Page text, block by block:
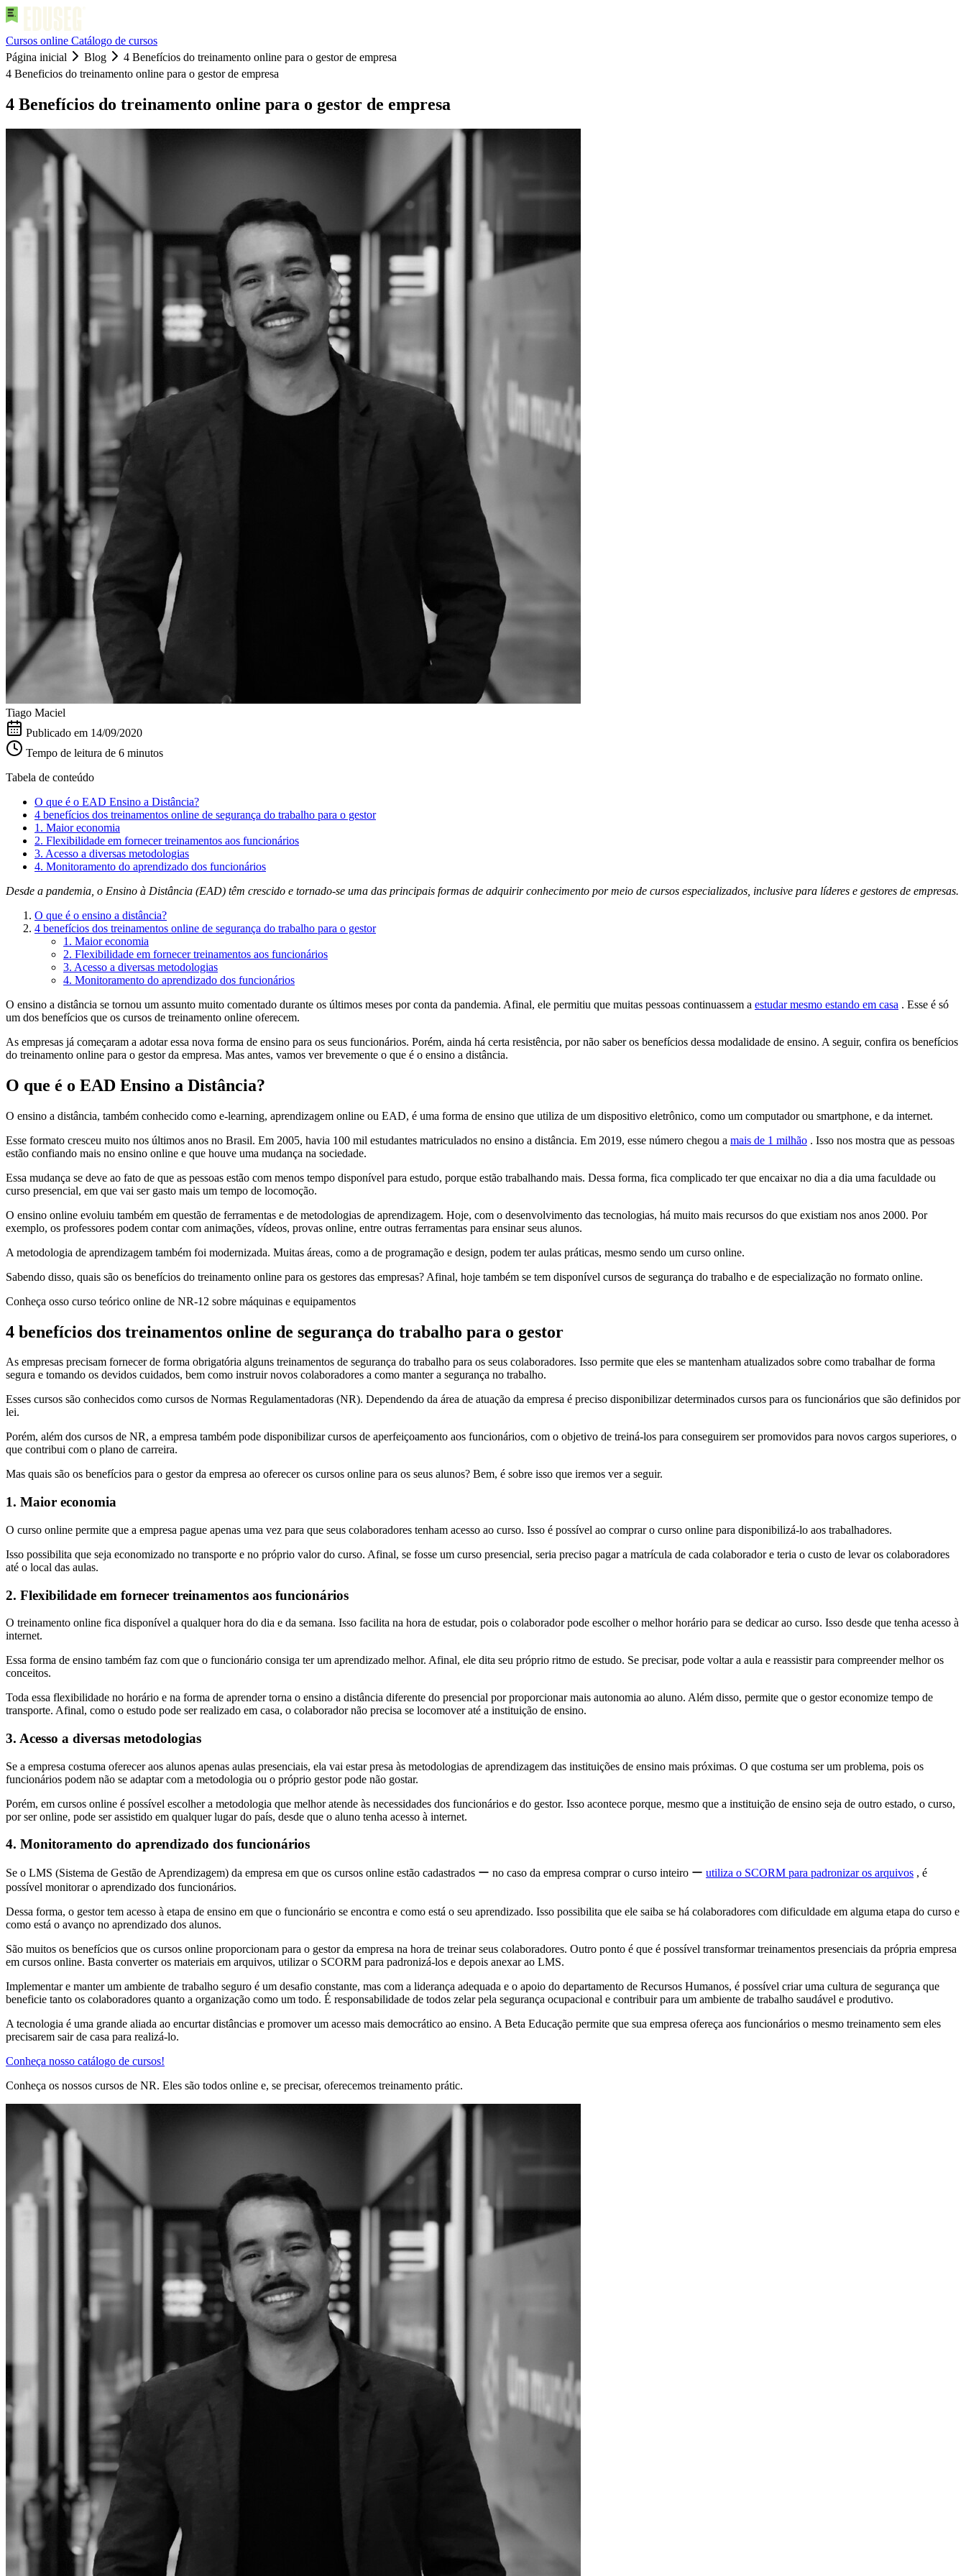
Cursos online Catálogo de cursos
Página inicial
Blog
4 Benefícios do treinamento online para o gestor de empresa
4 Beneficios do treinamento online para o gestor de empresa
4 Benefícios do treinamento online para o gestor de empresa
Tiago Maciel
Publicado em 14/09/2020
Tempo de leitura de 6 minutos
Tabela de conteúdo
O que é o EAD Ensino a Distância?
4 benefícios dos treinamentos online de segurança do trabalho para o gestor
1. Maior economia
2. Flexibilidade em fornecer treinamentos aos funcionários
3. Acesso a diversas metodologias
4. Monitoramento do aprendizado dos funcionários
Desde a pandemia, o Ensino à Distância (EAD) têm crescido e tornado-se uma das principais formas de adquirir conhecimento por meio de cursos especializados, inclusive para líderes e gestores de empresas.
O que é o ensino a distância?
4 benefícios dos treinamentos online de segurança do trabalho para o gestor
1. Maior economia
2. Flexibilidade em fornecer treinamentos aos funcionários
3. Acesso a diversas metodologias
4. Monitoramento do aprendizado dos funcionários
O ensino a distância se tornou um assunto muito comentado durante os últimos meses por conta da pandemia. Afinal, ele permitiu que muitas pessoas continuassem a estudar mesmo estando em casa . Esse é só
um dos benefícios que os cursos de treinamento online oferecem.
As empresas já começaram a adotar essa nova forma de ensino para os seus funcionários. Porém, ainda há certa resistência, por não saber os benefícios dessa modalidade de ensino. A seguir, confira os benefícios
do treinamento online para o gestor da empresa. Mas antes, vamos ver brevemente o que é o ensino a distância.
O que é o EAD Ensino a Distância?
O ensino a distância, também conhecido como e-learning, aprendizagem online ou EAD, é uma forma de ensino que utiliza de um dispositivo eletrônico, como um computador ou smartphone, e da internet.
Esse formato cresceu muito nos últimos anos no Brasil. Em 2005, havia 100 mil estudantes matriculados no ensino a distância. Em 2019, esse número chegou a mais de 1 milhão . Isso nos mostra que as pessoas
estão confiando mais no ensino online e que houve uma mudança na sociedade.
Essa mudança se deve ao fato de que as pessoas estão com menos tempo disponível para estudo, porque estão trabalhando mais. Dessa forma, fica complicado ter que encaixar no dia a dia uma faculdade ou
curso presencial, em que vai ser gasto mais um tempo de locomoção.
O ensino online evoluiu também em questão de ferramentas e de metodologias de aprendizagem. Hoje, com o desenvolvimento das tecnologias, há muito mais recursos do que existiam nos anos 2000. Por
exemplo, os professores podem contar com animações, vídeos, provas online, entre outras ferramentas para ensinar seus alunos.
A metodologia de aprendizagem também foi modernizada. Muitas áreas, como a de programação e design, podem ter aulas práticas, mesmo sendo um curso online.
Sabendo disso, quais são os benefícios do treinamento online para os gestores das empresas? Afinal, hoje também se tem disponível cursos de segurança do trabalho e de especialização no formato online.
Conheça osso curso teórico online de NR-12 sobre máquinas e equipamentos
4 benefícios dos treinamentos online de segurança do trabalho para o gestor
As empresas precisam fornecer de forma obrigatória alguns treinamentos de segurança do trabalho para os seus colaboradores. Isso permite que eles se mantenham atualizados sobre como trabalhar de forma
segura e tomando os devidos cuidados, bem como instruir novos colaboradores a como manter a segurança no trabalho.
Esses cursos são conhecidos como cursos de Normas Regulamentadoras (NR). Dependendo da área de atuação da empresa é preciso disponibilizar determinados cursos para os funcionários que são definidos por
lei.
Porém, além dos cursos de NR, a empresa também pode disponibilizar cursos de aperfeiçoamento aos funcionários, com o objetivo de treiná-los para conseguirem ser promovidos para novos cargos superiores, o
que contribui com o plano de carreira.
Mas quais são os benefícios para o gestor da empresa ao oferecer os cursos online para os seus alunos? Bem, é sobre isso que iremos ver a seguir.
1. Maior economia
O curso online permite que a empresa pague apenas uma vez para que seus colaboradores tenham acesso ao curso. Isso é possível ao comprar o curso online para disponibilizá-lo aos trabalhadores.
Isso possibilita que seja economizado no transporte e no próprio valor do curso. Afinal, se fosse um curso presencial, seria preciso pagar a matrícula de cada colaborador e teria o custo de levar os colaboradores
até o local das aulas.
2. Flexibilidade em fornecer treinamentos aos funcionários
O treinamento online fica disponível a qualquer hora do dia e da semana. Isso facilita na hora de estudar, pois o colaborador pode escolher o melhor horário para se dedicar ao curso. Isso desde que tenha acesso à
internet.
Essa forma de ensino também faz com que o funcionário consiga ter um aprendizado melhor. Afinal, ele dita seu próprio ritmo de estudo. Se precisar, pode voltar a aula e reassistir para compreender melhor os
conceitos.
Toda essa flexibilidade no horário e na forma de aprender torna o ensino a distância diferente do presencial por proporcionar mais autonomia ao aluno. Além disso, permite que o gestor economize tempo de
transporte. Afinal, como o estudo pode ser realizado em casa, o colaborador não precisa se locomover até a instituição de ensino.
3. Acesso a diversas metodologias
Se a empresa costuma oferecer aos alunos apenas aulas presenciais, ela vai estar presa às metodologias de aprendizagem das instituições de ensino mais próximas. O que costuma ser um problema, pois os
funcionários podem não se adaptar com a metodologia ou o próprio gestor pode não gostar.
Porém, em cursos online é possível escolher a metodologia que melhor atende às necessidades dos funcionários e do gestor. Isso acontece porque, mesmo que a instituição de ensino seja de outro estado, o curso,
por ser online, pode ser assistido em qualquer lugar do país, desde que o aluno tenha acesso à internet.
4. Monitoramento do aprendizado dos funcionários
Se o LMS (Sistema de Gestão de Aprendizagem) da empresa em que os cursos online estão cadastrados ー no caso da empresa comprar o curso inteiro ー utiliza o SCORM para padronizar os arquivos , é
possível monitorar o aprendizado dos funcionários.
Dessa forma, o gestor tem acesso à etapa de ensino em que o funcionário se encontra e como está o seu aprendizado. Isso possibilita que ele saiba se há colaboradores com dificuldade em alguma etapa do curso e
como está o avanço no aprendizado dos alunos.
São muitos os benefícios que os cursos online proporcionam para o gestor da empresa na hora de treinar seus colaboradores. Outro ponto é que é possível transformar treinamentos presenciais da própria empresa
em cursos online. Basta converter os materiais em arquivos, utilizar o SCORM para padronizá-los e depois anexar ao LMS.
Implementar e manter um ambiente de trabalho seguro é um desafio constante, mas com a liderança adequada e o apoio do departamento de Recursos Humanos, é possível criar uma cultura de segurança que
beneficie tanto os colaboradores quanto a organização como um todo. É responsabilidade de todos zelar pela segurança ocupacional e contribuir para um ambiente de trabalho saudável e produtivo.
A tecnologia é uma grande aliada ao encurtar distâncias e promover um acesso mais democrático ao ensino. A Beta Educação permite que sua empresa ofereça aos funcionários o mesmo treinamento sem eles
precisarem sair de casa para realizá-lo.
Conheça nosso catálogo de cursos!
Conheça os nossos cursos de NR. Eles são todos online e, se precisar, oferecemos treinamento prátic.